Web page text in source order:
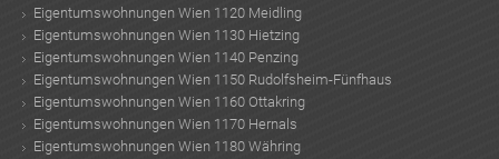
Eigentumswohnungen Wien 1120 Meidling
Eigentumswohnungen Wien 1130 Hietzing
Eigentumswohnungen Wien 1140 Penzing
Eigentumswohnungen Wien 1150 Rudolfsheim-Fünfhaus
Eigentumswohnungen Wien 1160 Ottakring
Eigentumswohnungen Wien 1170 Hernals
Eigentumswohnungen Wien 1180 Währing